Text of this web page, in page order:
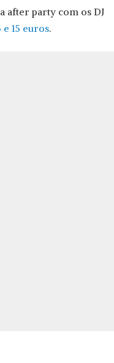
after party com os DJ
e 15 euros.